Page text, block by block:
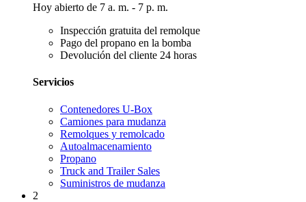
Hoy abierto de 7 a. m. - 7 p. m.
Inspección gratuita del remolque
Pago del propano en la bomba
Devolución del cliente 24 horas
Servicios
Contenedores U-Box
Camiones para mudanza
Remolques y remolcado
Autoalmacenamiento
Propano
Truck and Trailer Sales
Suministros de mudanza
2